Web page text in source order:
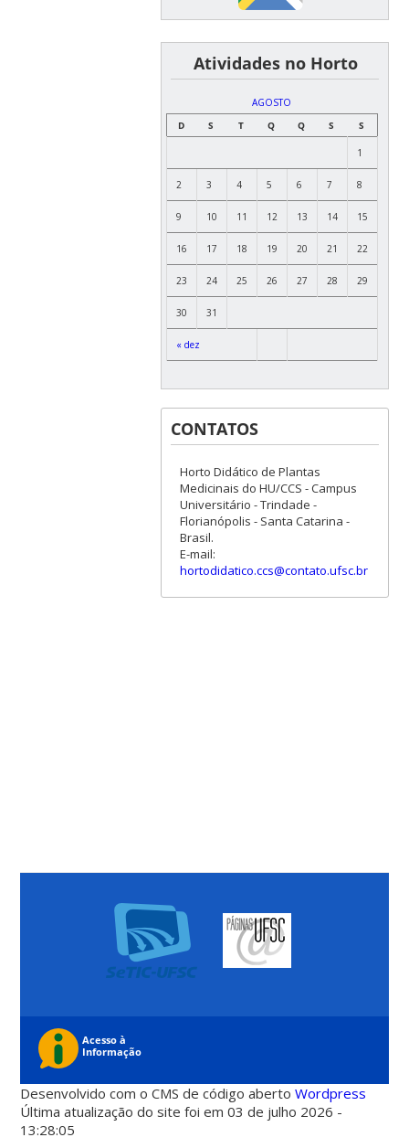
͏ ͏ ͏ ͏ ͏ ͏Atividades no Horto
AGOSTO
D
S T Q Q S S
« dez
1
2 3 4 5 6 7 8
9 10 11 12 13 14 15
16 17 18 19 20 21 22
23 24 25 26 27 28 29
30 31
CONTATOS
Horto Didático de Plantas
Medicinais do HU/CCS - Campus
Universitário - Trindade -
Florianópolis - Santa Catarina -
Brasil.
E-mail:
hortodidatico.ccs@contato.ufsc.br
Desenvolvido com o CMS de código abertoWordpress
Última atualização do site foi em 03 de julho 2026 -
13:28:05